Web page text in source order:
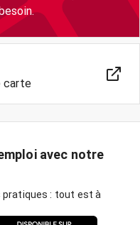
carte
avec notre
: tout est à